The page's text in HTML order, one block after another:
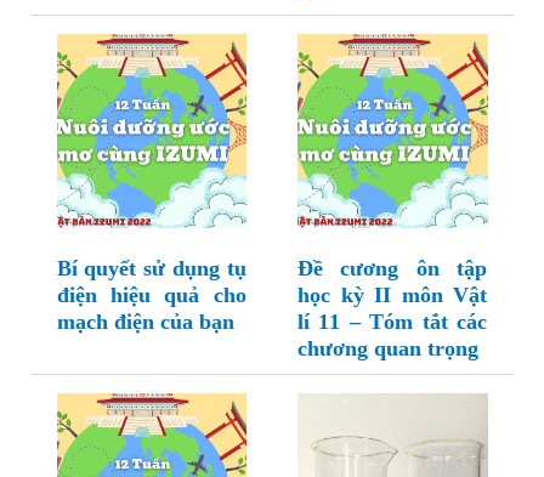
Bí quyết sử dụng tụ
điện hiệu quả cho
mạch điện của bạn
Đề cương ôn tập
học kỳ II môn Vật
lí 11 – Tóm tắt các
chương quan trọng